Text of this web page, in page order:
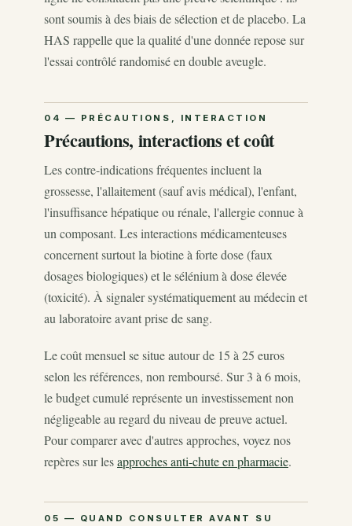
sont soumis à des biais de sélection et de placebo. La
HAS rappelle que la qualité d'une donnée repose sur
l'essai contrôlé randomisé en double aveugle.
Précautions, interactions et coût
Les contre-indications fréquentes incluent la
grossesse, l'allaitement (sauf avis médical), l'enfant,
l'insuffisance hépatique ou rénale, l'allergie connue à
un composant. Les interactions médicamenteuses
concernent surtout la biotine à forte dose (faux
dosages biologiques) et le sélénium à dose élevée
(toxicité). À signaler systématiquement au médecin et
au laboratoire avant prise de sang.
Le coût mensuel se situe autour de 15 à 25 euros
selon les références, non remboursé. Sur 3 à 6 mois,
le budget cumulé représente un investissement non
négligeable au regard du niveau de preuve actuel.
Pour comparer avec d'autres approches, voyez nos
repères sur lesapproches anti-chute en pharmacie.